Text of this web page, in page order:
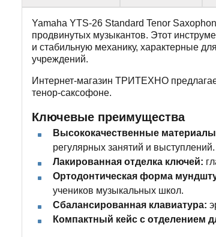
Yamaha YTS-26 Standard Tenor
продвинутых музыкантов. Этот
и стабильную механику, характерные
учреждений.
Интернет-магазин ТРИТЕХНО
тенор-саксофоне.
Ключевые преимущества
Высококачественные
регулярных занятий и выступлений.
Лакированная отделка ключей:
Ортодонтическая форма
учеников музыкальных школ.
Сбалансированная клавиатура:
Компактный кейс с отделением